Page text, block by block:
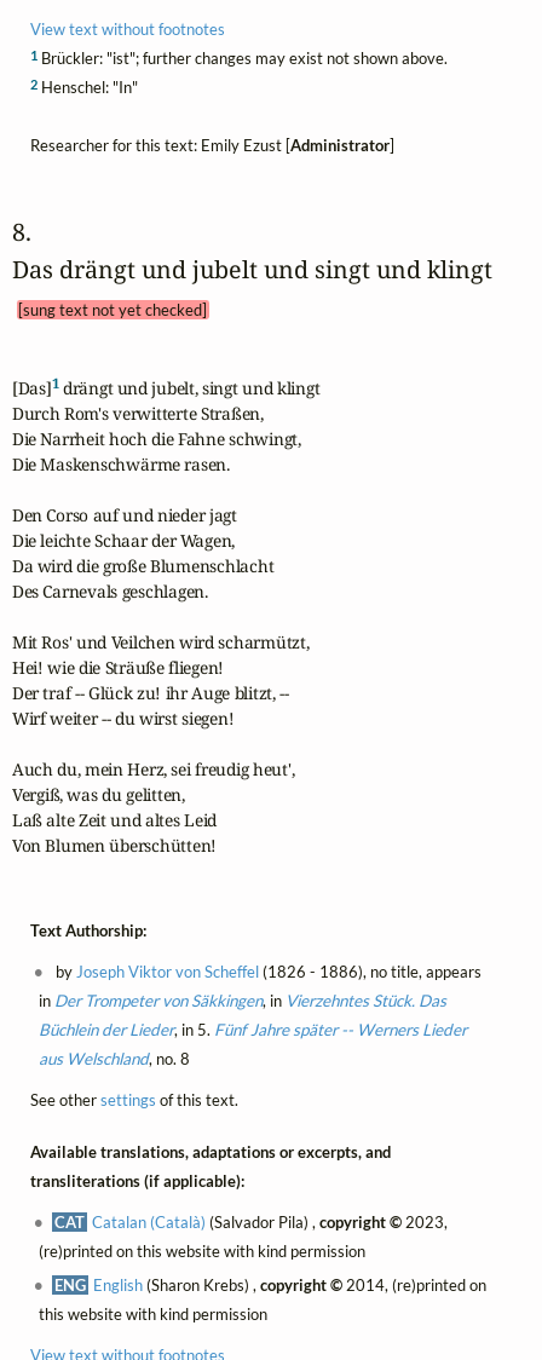
View text without footnotes
1Brückler: "ist"; further changes may exist not shown above.
2Henschel: "In"
Researcher for this text: Emily Ezust [Administrator]
8.
Das drängt und jubelt und singt und klingt
[sung text not yet checked]
[Das]1 drängt und jubelt, singt und klingt
Durch Rom's verwitterte Straßen,
Die Narrheit hoch die Fahne schwingt,
Die Maskenschwärme rasen.
Den Corso auf und nieder jagt
Die leichte Schaar der Wagen,
Da wird die große Blumenschlacht
Des Carnevals geschlagen.
Mit Ros' und Veilchen wird scharmützt,
Hei! wie die Sträuße fliegen!
Der traf -- Glück zu! ihr Auge blitzt, --
Wirf weiter -- du wirst siegen!
Auch du, mein Herz, sei freudig heut',
Vergiß, was du gelitten,
Laß alte Zeit und altes Leid
Von Blumen überschütten!
Text Authorship:
by Joseph Viktor von Scheffel(1826 - 1886), no title, appears
in Der Trompeter von Säkkingen, in Vierzehntes Stück. Das
Büchlein der Lieder, in 5. Fünf Jahre später -- Werners Lieder
aus Welschland, no. 8
See othersettings of this text.
Available translations, adaptations or excerpts, and
transliterations (if applicable):
CAT Catalan (Català) (Salvador Pila) ,copyright © 2023,
(re)printed on this website with kind permission
ENG English(Sharon Krebs) ,copyright © 2014, (re)printed on
this website with kind permission
View text without footnotes